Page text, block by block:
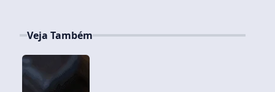
Veja Também